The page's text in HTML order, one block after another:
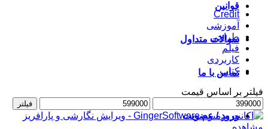
قوانین
سوالات متداول
تماس با ما
ورود / عضویت
Credit
آموزشی
طراحی
فیلم
کاربردی
کتاب
فیلتر بر اساس قیمت
حداقل
قیمت
حداکثر
قیمت
فیلتر
مشاهده